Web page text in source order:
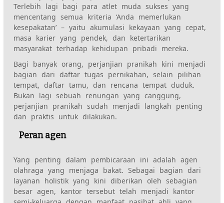
Terlebih lagi bagi para atlet muda sukses yang
mencentang semua kriteria ‘Anda memerlukan
kesepakatan’ – yaitu akumulasi kekayaan yang cepat,
masa karier yang pendek, dan ketertarikan
masyarakat terhadap kehidupan pribadi mereka.
Bagi banyak orang, perjanjian pranikah kini menjadi
bagian dari daftar tugas pernikahan, selain pilihan
tempat, daftar tamu, dan rencana tempat duduk.
Bukan lagi sebuah renungan yang canggung,
perjanjian pranikah sudah menjadi langkah penting
dan praktis untuk dilakukan.
Peran agen
Yang penting dalam pembicaraan ini adalah agen
olahraga yang menjaga bakat. Sebagai bagian dari
layanan holistik yang kini diberikan oleh sebagian
besar agen, kantor tersebut telah menjadi kantor